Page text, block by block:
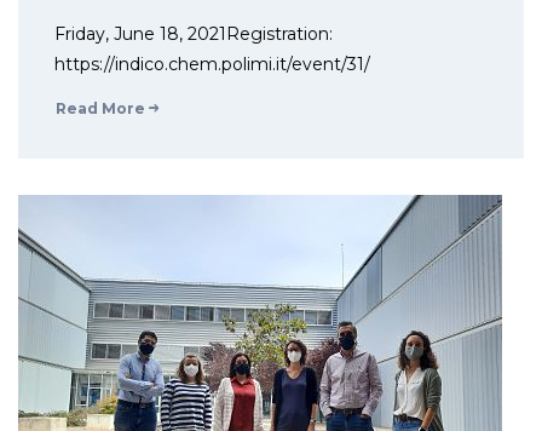
Friday, June 18, 2021Registration:
https://indico.chem.polimi.it/event/31/
Read More